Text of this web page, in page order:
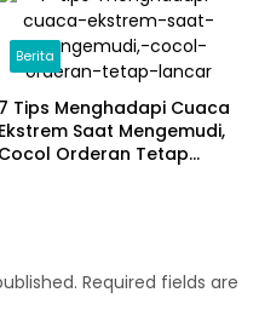
Berita
7 Tips Menghadapi Cuaca
Ekstrem Saat Mengemudi,
Cocol Orderan Tetap
Required fields are